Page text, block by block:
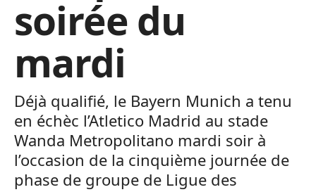
soirée du
mardi
Déjà qualifié, le Bayern Munich a tenu
en échèc l’Atletico Madrid au stade
Wanda Metropolitano mardi soir à
l’occasion de la cinquième journée de
phase de groupe de Ligue des